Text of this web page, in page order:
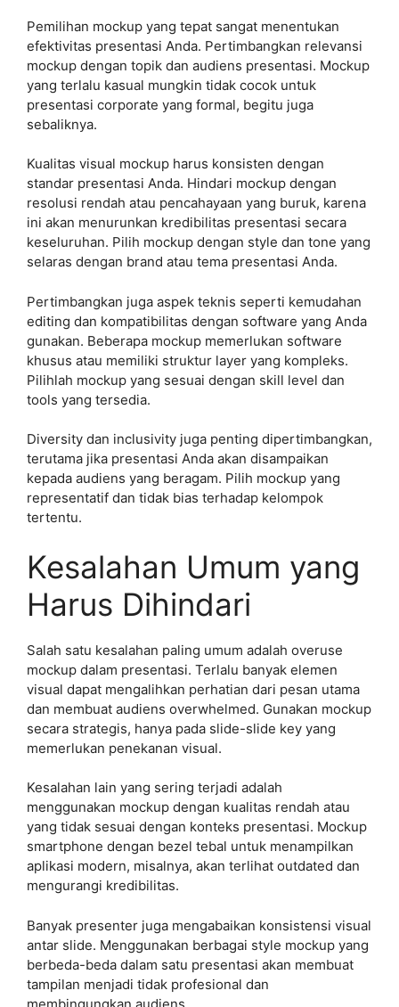
Pemilihan mockup yang tepat sangat menentukan
efektivitas presentasi Anda. Pertimbangkan relevansi
mockup dengan topik dan audiens presentasi. Mockup
yang terlalu kasual mungkin tidak cocok untuk
presentasi corporate yang formal, begitu juga
sebaliknya.
Kualitas visual mockup harus konsisten dengan
standar presentasi Anda. Hindari mockup dengan
resolusi rendah atau pencahayaan yang buruk, karena
ini akan menurunkan kredibilitas presentasi secara
keseluruhan. Pilih mockup dengan style dan tone yang
selaras dengan brand atau tema presentasi Anda.
Pertimbangkan juga aspek teknis seperti kemudahan
editing dan kompatibilitas dengan software yang Anda
gunakan. Beberapa mockup memerlukan software
khusus atau memiliki struktur layer yang kompleks.
Pilihlah mockup yang sesuai dengan skill level dan
tools yang tersedia.
Diversity dan inclusivity juga penting dipertimbangkan,
terutama jika presentasi Anda akan disampaikan
kepada audiens yang beragam. Pilih mockup yang
representatif dan tidak bias terhadap kelompok
tertentu.
Kesalahan Umum yang
Harus Dihindari
Salah satu kesalahan paling umum adalah overuse
mockup dalam presentasi. Terlalu banyak elemen
visual dapat mengalihkan perhatian dari pesan utama
dan membuat audiens overwhelmed. Gunakan mockup
secara strategis, hanya pada slide-slide key yang
memerlukan penekanan visual.
Kesalahan lain yang sering terjadi adalah
menggunakan mockup dengan kualitas rendah atau
yang tidak sesuai dengan konteks presentasi. Mockup
smartphone dengan bezel tebal untuk menampilkan
aplikasi modern, misalnya, akan terlihat outdated dan
mengurangi kredibilitas.
Banyak presenter juga mengabaikan konsistensi visual
antar slide. Menggunakan berbagai style mockup yang
berbeda-beda dalam satu presentasi akan membuat
tampilan menjadi tidak profesional dan